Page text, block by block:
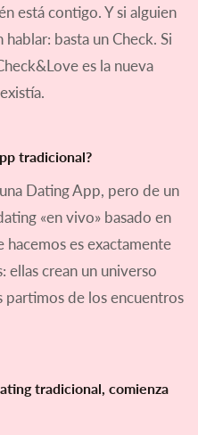
está contigo. Y si alguien
basta un Check. Si
es la nueva
tradicional?
Dating App, pero de un
«en vivo» basado en
hacemos es exactamente
ellas crean un universo
de los encuentros
tradicional, comienza